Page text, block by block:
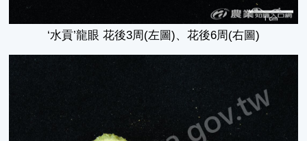
‘水貢’龍眼 花後3周(左圖)、花後6周(右圖)